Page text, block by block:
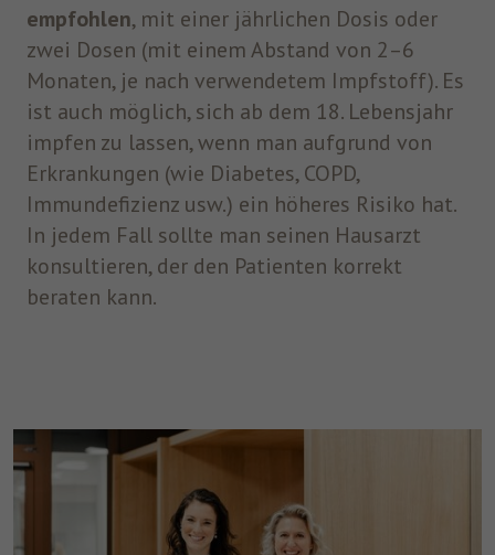
empfohlen, mit einer jährlichen Dosis oder
zwei Dosen (mit einem Abstand von 2–6
Monaten, je nach verwendetem Impfstoff). Es
ist auch möglich, sich ab dem 18. Lebensjahr
impfen zu lassen, wenn man aufgrund von
Erkrankungen (wie Diabetes, COPD,
Immundefizienz usw.) ein höheres Risiko hat.
In jedem Fall sollte man seinen Hausarzt
konsultieren, der den Patienten korrekt
beraten kann.